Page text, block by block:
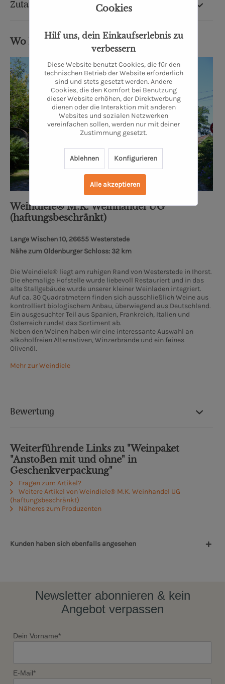
Zutaten & Nährwerte
Wo kommt's her?
Weindiele® M.K. Weinhandel UG
(haftungsbeschränkt)
Lange Wischen 10, 26655 Westerstede
Nähe zum Oldenburger Schloss: 32 km
Die Weindiele® liegt am ruhigen Rand von Westerstede in Ihorst.
Die ehemalige Hofstelle wurde liebevoll Restauriert und in das
alte Stallgebäude wurde unserer kleiner Weinladen integriert.
Auf ca. 30 Quadratmetern finden sich ausschließlich Weine aus
kontrolliert biologischem Anbau, überwiegend aus Deutschland.
Ein ausgesuchter Teil aus Spanien, Frankreich, Italien und
Österreich rundet das Sortiment ab.
Neben den Weinen haben wir eine interessante Auswahl an
alkoholfreien Alternativen, Winzerbrände und ein feines
Olivenöl.
Mehr zur Weindiele
Bewertung
Weiterführende Links zu "Weinpaket
"Anstoßen mit und ohne" in
Geschenkverpackung"
Fragen zum Artikel?
Weitere Artikel von Weindiele® M.K. Weinhandel UG
(haftungsbeschränkt)
Näheres zum Produzenten
Kunden haben sich ebenfalls angesehen
Newsletter abonnieren & kein
Angebot verpassen
Dein Vorname*
E-Mail*
Cookies
Hilf uns, dein Einkaufserlebnis zu
verbessern
Diese Website benutzt Cookies, die für den
technischen Betrieb der Website erforderlich
sind und stets gesetzt werden. Andere
Cookies, die den Komfort bei Benutzung
dieser Website erhöhen, der Direktwerbung
dienen oder die Interaktion mit anderen
Websites und sozialen Netzwerken
vereinfachen sollen, werden nur mit deiner
Zustimmung gesetzt.
Ablehnen Konfigurieren
Alle akzeptieren